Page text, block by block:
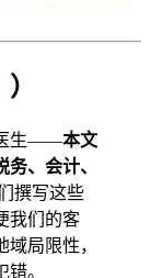
医生——本文
、会计、
撰写这些
我们的客
局限性，
。